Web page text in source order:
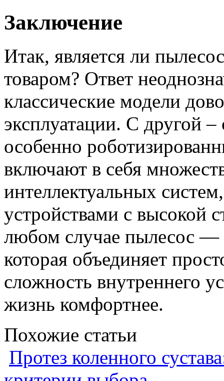
Заключение
Итак, является ли
товаром? Ответ
классические модели
эксплуатации. С другой
особенно
включают в себя
интеллектуальных
устройствами с высокой
любом случае пылесос —
которая объединяет
сложность внутреннего
жизнь комфортнее.
Похожие статьи
Протез коленного